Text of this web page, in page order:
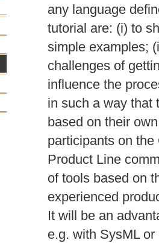
any language
tutorial are: (i) to
simple examples;
challenges of
influence the
in such a way that
based on their
participants on
Product Line
of tools based on
experienced
It will be an
e.g. with SysML